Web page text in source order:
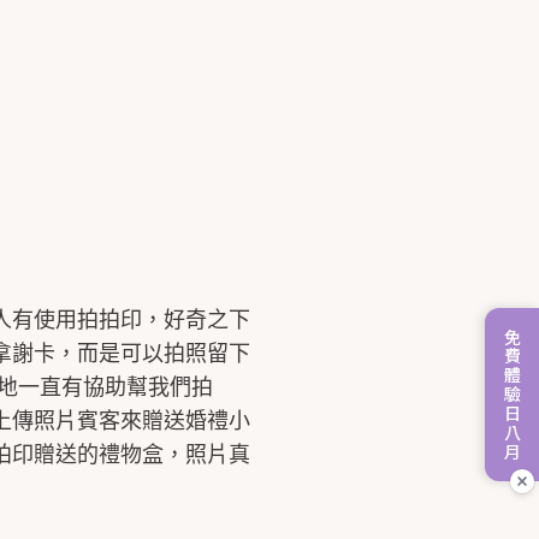
免費體驗日八月
有使用拍拍印，好奇之下
謝卡，而是可以拍照留下
一直有協助幫我們拍
傳照片賓客來贈送婚禮小
印贈送的禮物盒，照片真